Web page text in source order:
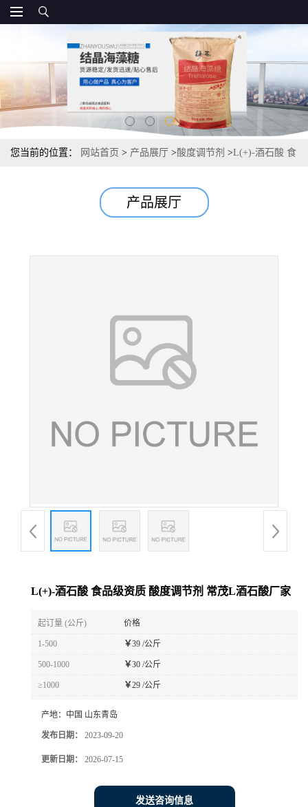
您当前的位置： 网站首页 > 产品展厅 >酸度调节剂 >L(+)-酒石酸 食
产品展厅
L(+)-酒石酸 食品级资质 酸度调节剂 常茂L酒石酸厂家
起订量 (公斤) 价格
1-500 ￥39 /公斤
500-1000 ￥30 /公斤
≥1000 ￥29 /公斤
产地： 中国 山东青岛
发布日期： 2023-09-20
更新日期： 2026-07-15
发送咨询信息